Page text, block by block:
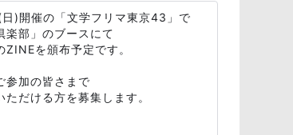
)開催の「文学フリマ東京43」で
楽部」のブースにて
を頒布予定です。
参加の皆さまで
だける方を募集します。